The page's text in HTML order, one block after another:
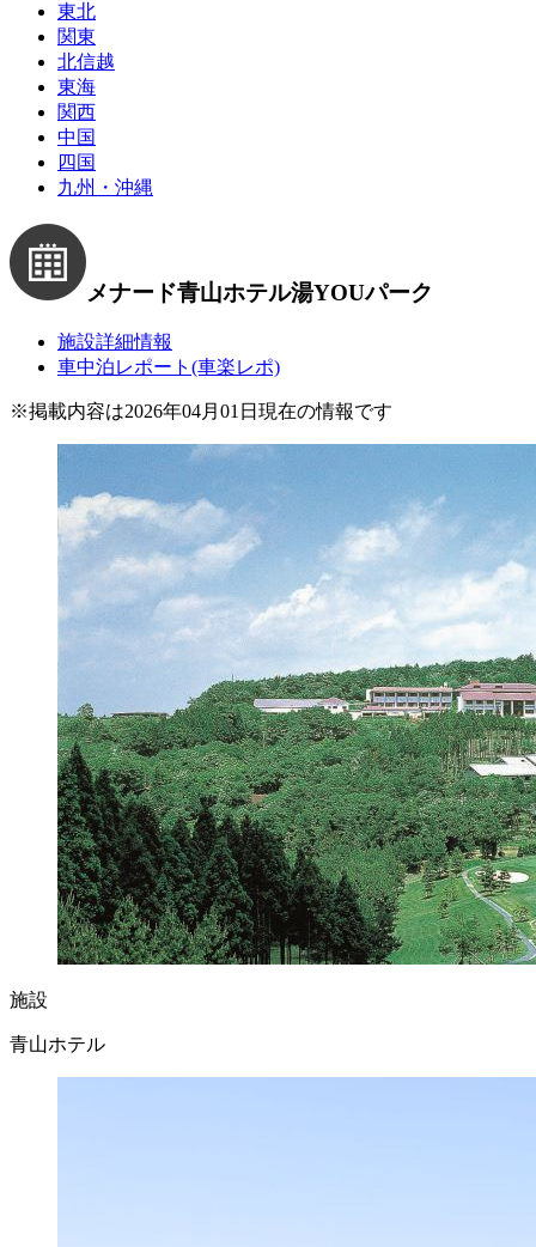
東北
関東
北信越
東海
関西
中国
四国
九州・沖縄
メナード青山ホテル湯YOUパーク
施設詳細情報
車中泊レポート(車楽レポ)
※掲載内容は2026年04月01日現在の情報です
施設
青山ホテル